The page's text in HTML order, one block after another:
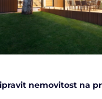
nemovitost na